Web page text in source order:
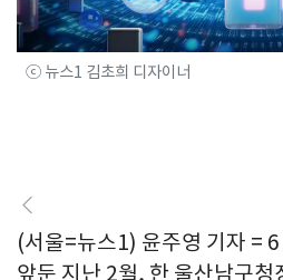
ⓒ 뉴스1 김초희 디자이너
(서울=뉴스1) 윤주영 기자 =
앞둔 지난 2월, 한 울산남구청